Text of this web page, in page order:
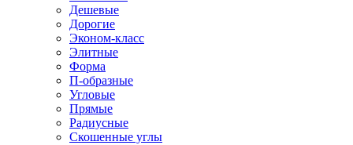
Дешевые
Дорогие
Эконом-класс
Элитные
Форма
П-образные
Угловые
Прямые
Радиусные
Скошенные углы